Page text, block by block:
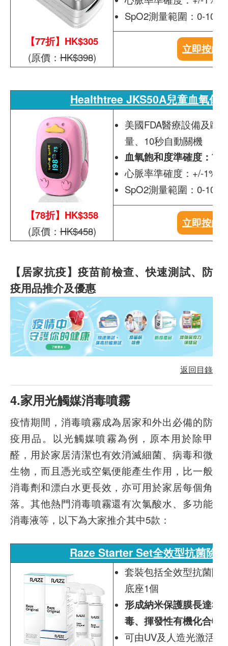
【77折】HK$305
(原價：HK$398)
SpO2測量範圍：0-
立即按此
Healthtree JKS50A兒童血氧儀(
【78折】HK$358
(原價：HK$458)
美國FDA醫療設備及歐
量、10秒自動關機
血氧飽和度準確度：
心脈率準確度：+/-1%
SpO2測量範圍：0-
立即按此
【居家抗疫】疫苗前檢查、快速測試、防
疫用品推介及優惠
返回目錄
4.家用光觸媒消毒噴霧
疫情期間，消毒噴霧成為居家和外出必備的防
疫用品。以光觸媒噴霧為例，原本用於除甲
醛，用於家居清潔也有效消滅細菌、病毒和微
生物，而且憑光或空氣便能產生作用，比一般
消毒劑和漂白水更長效，亦可用於家居每個角
落。其他熱門消毒噴霧還有次氯酸水、多功能
消毒液等，以下為大家推介其中5款：
Raze Starter Set全效型抗菌除
套裝包括全效型抗菌除
底座1個
形成納米保護膜長達3
毒、揮發性有機化合物
可由UV及人造光激活